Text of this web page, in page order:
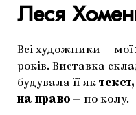
Леся
Всі художники — мої
років. Виставка
будувала її як
на право — по колу.